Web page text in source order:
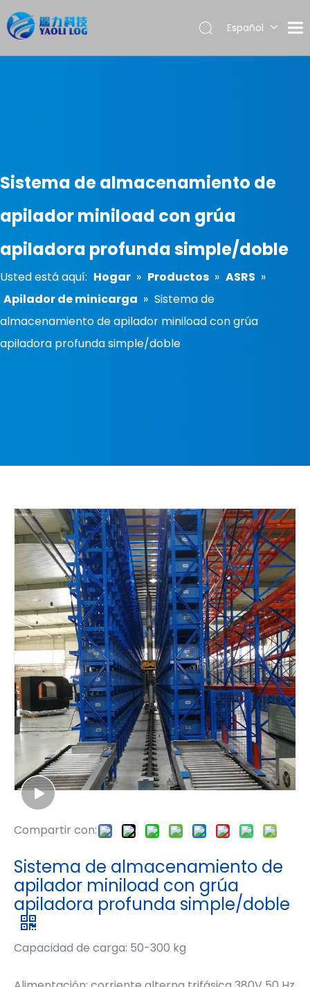
Español
Sistema de almacenamiento de
apilador miniload con grúa
apiladora profunda simple/doble
Usted está aquí: Hogar » Productos » ASRS »
Apilador de minicarga » Sistema de
almacenamiento de apilador miniload con grúa
apiladora profunda simple/doble
Compartir con:
Sistema de almacenamiento de
apilador miniload con grúa
apiladora profunda simple/doble
Capacidad de carga: 50-300 kg